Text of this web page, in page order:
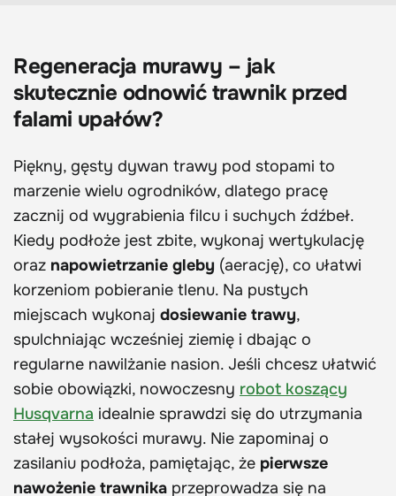
Regeneracja murawy – jak
skutecznie odnowić trawnik przed
falami upałów?
Piękny, gęsty dywan trawy pod stopami to
marzenie wielu ogrodników, dlatego pracę
zacznij od wygrabienia filcu i suchych źdźbeł.
Kiedy podłoże jest zbite, wykonaj wertykulację
oraz napowietrzanie gleby (aerację), co ułatwi
korzeniom pobieranie tlenu. Na pustych
miejscach wykonaj dosiewanie trawy,
spulchniając wcześniej ziemię i dbając o
regularne nawilżanie nasion. Jeśli chcesz ułatwić
sobie obowiązki, nowoczesny robot koszący
Husqvarna idealnie sprawdzi się do utrzymania
stałej wysokości murawy. Nie zapominaj o
zasilaniu podłoża, pamiętając, że pierwsze
nawożenie trawnika przeprowadza się na